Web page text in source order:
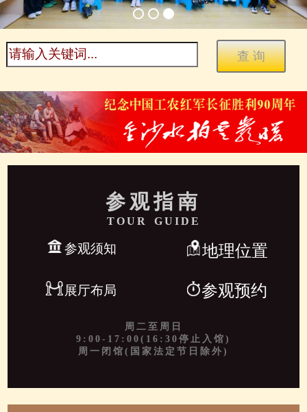
参观指南
TOUR GUIDE
参观须知 地理位置
展厅布局 参观预约
周二至周日
9:00-17:00(16:30停止入馆)
周一闭馆(国家法定节日除外)